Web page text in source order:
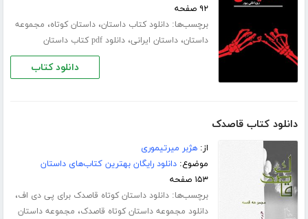
۹۲ صفحه
برچسب‌ها:دانلود کتاب داستان،داستان کوتاه، مجموعه
داستان،داستان ایرانی،دانلود pdf کتاب داستان
دانلود کتاب
دانلود کتاب قاصدک
از:هژبر میرتیموری
موضوع:دانلود رایگان بهترین کتاب‌های داستان
۱۵۳ صفحه
برچسب‌ها:دانلود داستان کوتاه قاصدک برای پی دی اف،
دانلود مجموعه داستان کوتاه قاصدک، مجموعه داستان